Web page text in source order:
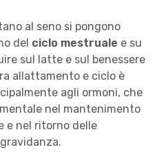
al seno si pongono
del ciclo mestruale e su
sul latte e sul benessere
allattamento e ciclo è
agli ormoni, che
nel mantenimento
e nel ritorno delle